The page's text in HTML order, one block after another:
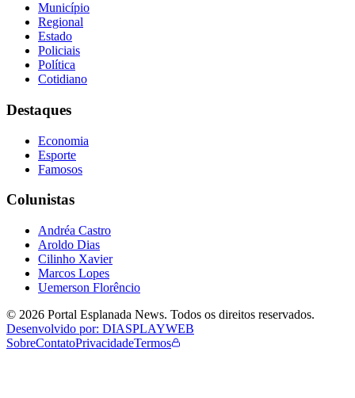
Município
Regional
Estado
Policiais
Política
Cotidiano
Destaques
Economia
Esporte
Famosos
Colunistas
Andréa Castro
Aroldo Dias
Cilinho Xavier
Marcos Lopes
Uemerson Florêncio
© 2026 Portal Esplanada News. Todos os direitos reservados.
Desenvolvido por: DIASPLAYWEB
SobreContatoPrivacidadeTermos